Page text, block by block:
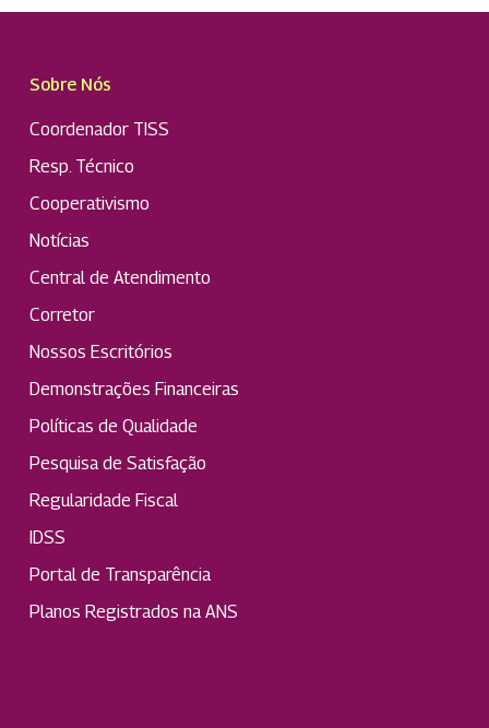
Sobre Nós
Coordenador TISS
Resp. Técnico
Cooperativismo
Notícias
Central de Atendimento
Corretor
Nossos Escritórios
Demonstrações Financeiras
Políticas de Qualidade
Pesquisa de Satisfação
Regularidade Fiscal
IDSS
Portal de Transparência
Planos Registrados na ANS